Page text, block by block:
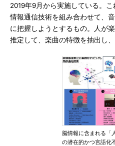
2019年9月から実施している。
情報通信技術を組み合わせて、
に把握しようとするもの。人が
推定して、楽曲の特徴を抽出し、
脳情報に含まれる「
の潜在的かつ言語化